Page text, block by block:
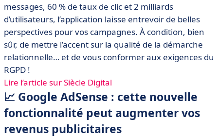
messages, 60 % de taux de clic et 2 milliards
d’utilisateurs, l’application laisse entrevoir de belles
perspectives pour vos campagnes. À condition, bien
sûr, de mettre l’accent sur la qualité de la démarche
relationnelle… et de vous conformer aux exigences du
RGPD !
Lire l’article sur Siècle Digital
📈 Google AdSense : cette nouvelle
fonctionnalité peut augmenter vos
revenus publicitaires